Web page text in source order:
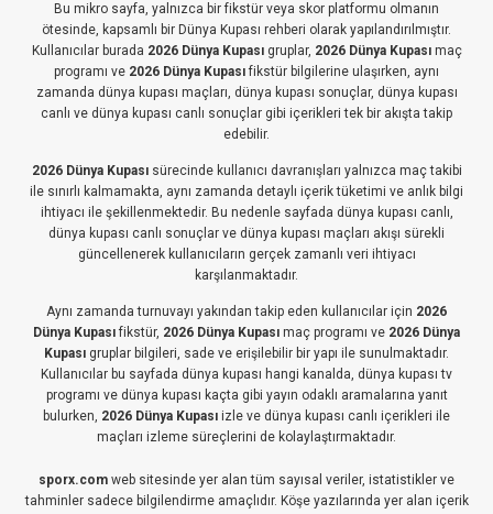
Bu mikro sayfa, yalnızca bir fikstür veya skor platformu olmanın
ötesinde, kapsamlı bir Dünya Kupası rehberi olarak yapılandırılmıştır.
Kullanıcılar burada 2026 Dünya Kupasıgruplar, 2026 Dünya Kupasımaç
programı ve 2026 Dünya Kupasıfikstür bilgilerine ulaşırken, aynı
zamanda dünya kupası maçları, dünya kupası sonuçlar, dünya kupası
canlı ve dünya kupası canlı sonuçlar gibi içerikleri tek bir akışta takip
edebilir.
2026 Dünya Kupasısürecinde kullanıcı davranışları yalnızca maç takibi
ile sınırlı kalmamakta, aynı zamanda detaylı içerik tüketimi ve anlık bilgi
ihtiyacı ile şekillenmektedir. Bu nedenle sayfada dünya kupası canlı,
dünya kupası canlı sonuçlar ve dünya kupası maçları akışı sürekli
güncellenerek kullanıcıların gerçek zamanlı veri ihtiyacı
karşılanmaktadır.
Aynı zamanda turnuvayı yakından takip eden kullanıcılar için 2026
Dünya Kupasıfikstür, 2026 Dünya Kupası maç programı ve 2026 Dünya
Kupası gruplar bilgileri, sade ve erişilebilir bir yapı ile sunulmaktadır.
Kullanıcılar bu sayfada dünya kupası hangi kanalda, dünya kupası tv
programı ve dünya kupası kaçta gibi yayın odaklı aramalarına yanıt
bulurken, 2026 Dünya Kupası izle ve dünya kupası canlı içerikleri ile
maçları izleme süreçlerini de kolaylaştırmaktadır.
sporx.com web sitesinde yer alan tüm sayısal veriler, istatistikler ve
tahminler sadece bilgilendirme amaçlıdır. Köşe yazılarında yer alan içerik